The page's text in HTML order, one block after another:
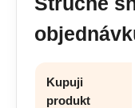
Kupuji
produkt